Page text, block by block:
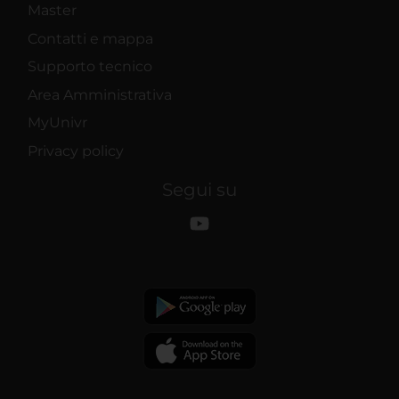
Master
Contatti e mappa
Supporto tecnico
Area Amministrativa
MyUnivr
Privacy policy
Segui su